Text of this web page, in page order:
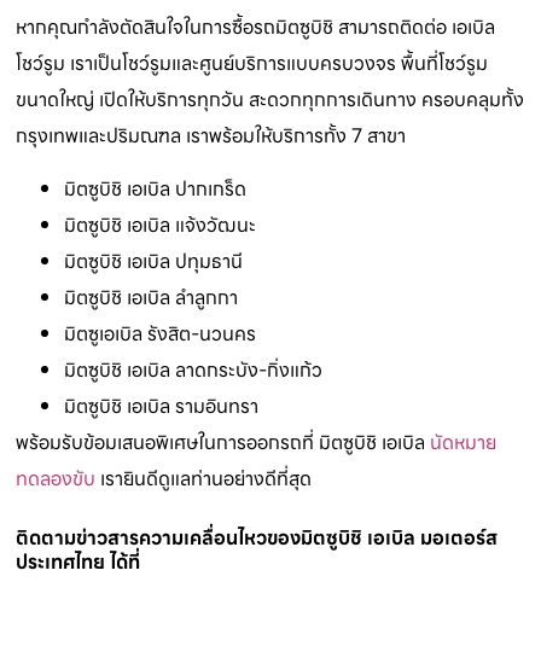
หากคุณกำลังตัดสินใจในการซื้อรถมิตซูบิชิ สามารถติดต่อ เอเบิล
โชว์รูม เราเป็นโชว์รูมและศูนย์บริการแบบครบวงจร พื้นที่โชว์รูม
ขนาดใหญ่ เปิดให้บริการทุกวัน สะดวกทุกการเดินทาง ครอบคลุมทั้ง
กรุงเทพและปริมณฑล เราพร้อมให้บริการทั้ง 7 สาขา
มิตซูบิชิ เอเบิล ปากเกร็ด
มิตซูบิชิ เอเบิล แจ้งวัฒนะ
มิตซูบิชิ เอเบิล ปทุมธานี
มิตซูบิชิ เอเบิล ลำลูกกา
มิตซูเอเบิล รังสิต-นวนคร
มิตซูบิชิ เอเบิล ลาดกระบัง-กิ่งแก้ว
มิตซูบิชิ เอเบิล รามอินทรา
พร้อมรับข้อมเสนอพิเศษในการออกรถที่ มิตซูบิชิ เอเบิล นัดหมาย
ทดลองขับ เรายินดีดูแลท่านอย่างดีที่สุด
ติดตามข่าวสารความเคลื่อนไหวของมิตซูบิชิ เอเบิล มอเตอร์ส
ประเทศไทย ได้ที่